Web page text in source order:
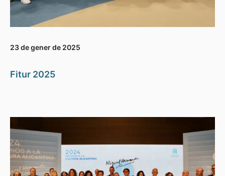
23 de gener de 2025
Fitur 2025